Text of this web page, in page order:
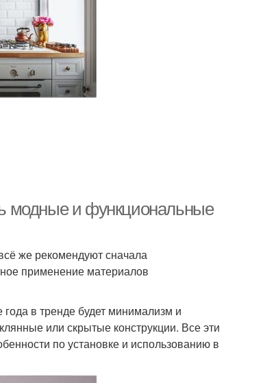
модные и функциональные
же рекомендуют сначала
применение материалов
в тренде будет минимализм и
или скрытые конструкции. Все эти
по установке и использованию в